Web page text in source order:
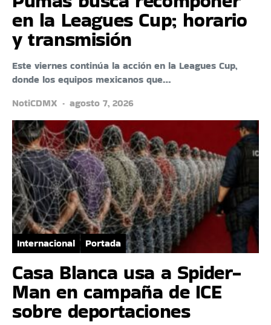
en la Leagues Cup; horario
y transmisión
Este viernes continúa la acción en la Leagues Cup,
donde los equipos mexicanos que…
NotiCDMX
agosto 7, 2026
Internacional Portada
Casa Blanca usa a Spider-
Man en campaña de ICE
sobre deportaciones